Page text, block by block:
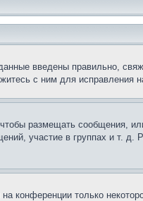
введены правильно,
с ним для исправления
размещать сообщения,
участие в группах и т. д.
конференции только